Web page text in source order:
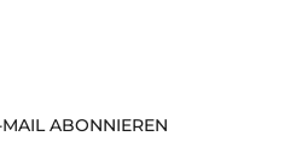
ABONNIEREN